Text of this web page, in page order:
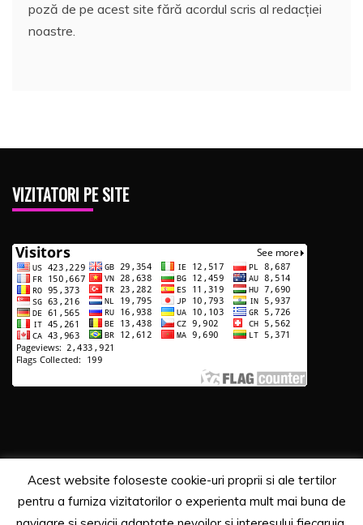
poză de pe acest site fără acordul scris al redacției
noastre.
VIZITATORI PE SITE
Copyrights. © 2020 Segra Media
Proudly powered by WordPress| Theme: Recent News
Acest website foloseste cookie-uri proprii si ale tertilor
pentru a furniza vizitatorilor o experienta mult mai buna de